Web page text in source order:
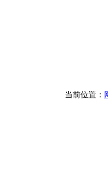
当前位置：